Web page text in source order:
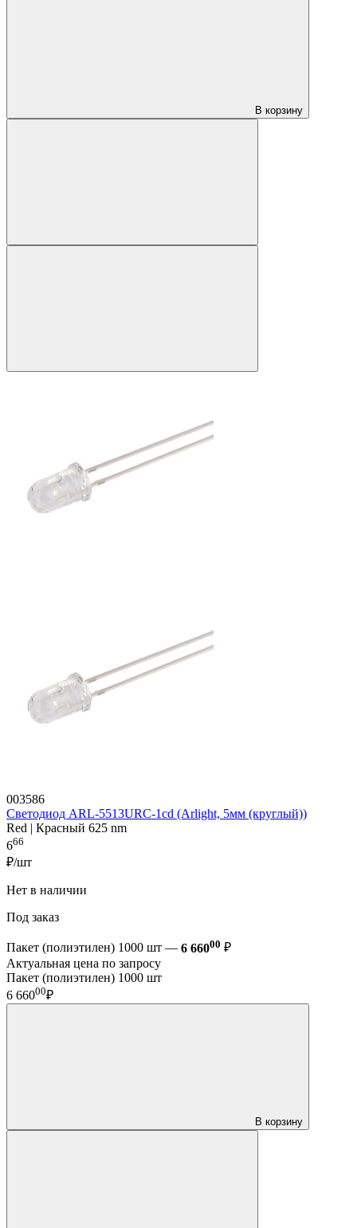
В корзину
003586
Светодиод ARL-5513URC-1cd (Arlight, 5мм (круглый))
Red | Красный 625 nm
666
₽/шт
Нет в наличии
Под заказ
Пакет (полиэтилен) 1000 шт — 6 66000 ₽
Актуальная цена по запросу
Пакет (полиэтилен) 1000 шт
6 66000₽
В корзину